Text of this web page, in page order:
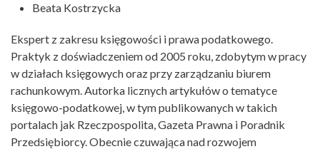
Beata Kostrzycka
Ekspert z zakresu księgowości i prawa podatkowego.
Praktyk z doświadczeniem od 2005 roku, zdobytym w pracy
w działach księgowych oraz przy zarządzaniu biurem
rachunkowym. Autorka licznych artykułów o tematyce
księgowo-podatkowej, w tym publikowanych w takich
portalach jak Rzeczpospolita, Gazeta Prawna i Poradnik
Przedsiębiorcy. Obecnie czuwająca nad rozwojem